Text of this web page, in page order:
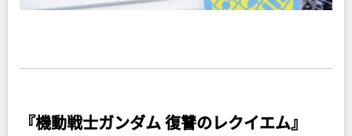
『機動戦士ガンダム 復讐のレクイエム』